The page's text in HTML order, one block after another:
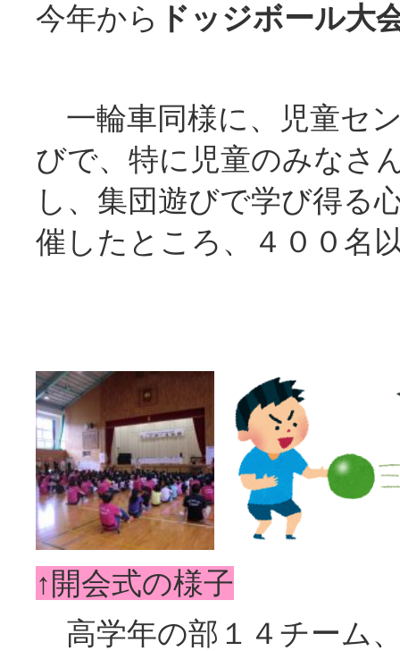
今年から ドッジボール大
一輪車同様に、児童セ
びで、特に児童のみなさ
し、集団遊びで学び得る
催したところ、４００名
↑開会式の様子
高学年の部１４チーム